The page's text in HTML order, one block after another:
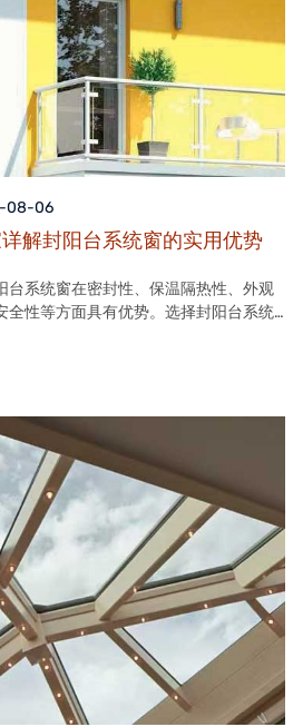
08-06
解封阳台系统窗的实用优势
台系统窗在密封性、保温隔热性、外观
全性等方面具有优势。选择封阳台系统